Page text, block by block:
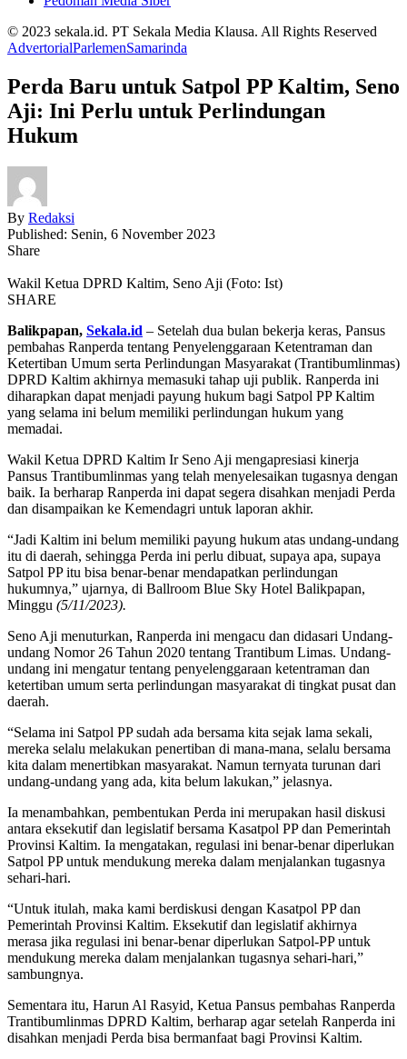
© 2023 sekala.id. PT Sekala Media Klausa. All Rights Reserved
AdvertorialParlemenSamarinda
Perda Baru untuk Satpol PP Kaltim, Seno
Aji: Ini Perlu untuk Perlindungan
Hukum
By Redaksi
Published: Senin, 6 November 2023
Share
Wakil Ketua DPRD Kaltim, Seno Aji (Foto: Ist)
SHARE
Balikpapan, Sekala.id – Setelah dua bulan bekerja keras, Pansus
pembahas Ranperda tentang Penyelenggaraan Ketentraman dan
Ketertiban Umum serta Perlindungan Masyarakat (Trantibumlinmas)
DPRD Kaltim akhirnya memasuki tahap uji publik. Ranperda ini
diharapkan dapat menjadi payung hukum bagi Satpol PP Kaltim
yang selama ini belum memiliki perlindungan hukum yang
memadai.
Wakil Ketua DPRD Kaltim Ir Seno Aji mengapresiasi kinerja
Pansus Trantibumlinmas yang telah menyelesaikan tugasnya dengan
baik. Ia berharap Ranperda ini dapat segera disahkan menjadi Perda
dan disampaikan ke Kemendagri untuk laporan akhir.
“Jadi Kaltim ini belum memiliki payung hukum atas undang-undang
itu di daerah, sehingga Perda ini perlu dibuat, supaya apa, supaya
Satpol PP itu bisa benar-benar mendapatkan perlindungan
hukumnya,” ujarnya, di Ballroom Blue Sky Hotel Balikpapan,
Minggu (5/11/2023).
Seno Aji menuturkan, Ranperda ini mengacu dan didasari Undang-
undang Nomor 26 Tahun 2020 tentang Trantibum Limas. Undang-
undang ini mengatur tentang penyelenggaraan ketentraman dan
ketertiban umum serta perlindungan masyarakat di tingkat pusat dan
daerah.
“Selama ini Satpol PP sudah ada bersama kita sejak lama sekali,
mereka selalu melakukan penertiban di mana-mana, selalu bersama
kita dalam menertibkan masyarakat. Namun ternyata turunan dari
undang-undang yang ada, kita belum lakukan,” jelasnya.
Ia menambahkan, pembentukan Perda ini merupakan hasil diskusi
antara eksekutif dan legislatif bersama Kasatpol PP dan Pemerintah
Provinsi Kaltim. Ia mengatakan, regulasi ini benar-benar diperlukan
Satpol PP untuk mendukung mereka dalam menjalankan tugasnya
sehari-hari.
“Untuk itulah, maka kami berdiskusi dengan Kasatpol PP dan
Pemerintah Provinsi Kaltim. Eksekutif dan legislatif akhirnya
merasa jika regulasi ini benar-benar diperlukan Satpol-PP untuk
mendukung mereka dalam menjalankan tugasnya sehari-hari,”
sambungnya.
Sementara itu, Harun Al Rasyid, Ketua Pansus pembahas Ranperda
Trantibumlinmas DPRD Kaltim, berharap agar setelah Ranperda ini
disahkan menjadi Perda bisa bermanfaat bagi Provinsi Kaltim.